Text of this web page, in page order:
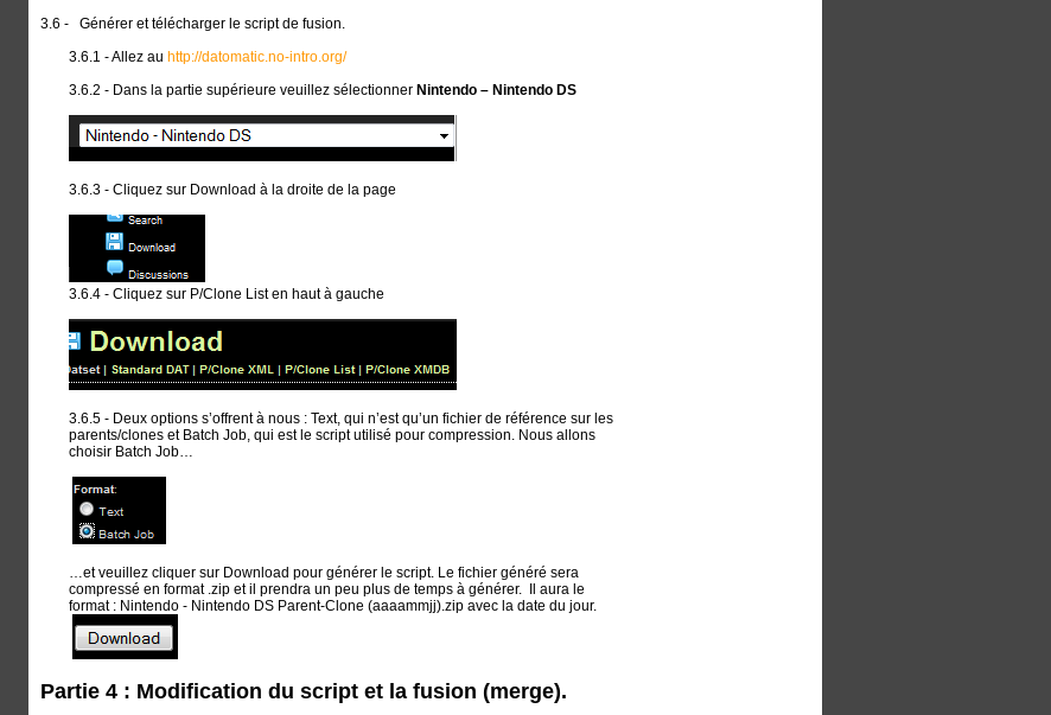
3.6 - Générer et télécharger le script de fusion.
3.6.1 - Allez au http://datomatic.no-intro.org/
3.6.2 - Dans la partie supérieure veuillez sélectionner Nintendo – Nintendo DS
3.6.3 - Cliquez sur Download à la droite de la page
3.6.4 - Cliquez sur P/Clone List en haut à gauche
3.6.5 - Deux options s’offrent à nous : Text, qui n’est qu’un fichier de référence sur les
parents/clones et Batch Job, qui est le script utilisé pour compression. Nous allons
choisir Batch Job…
…et veuillez cliquer sur Download pour générer le script. Le fichier généré sera
compressé en format .zip et il prendra un peu plus de temps à générer. Il aura le
format : Nintendo - Nintendo DS Parent-Clone (aaaammjj).zip avec la date du jour.
Partie 4 : Modification du script et la fusion (merge).